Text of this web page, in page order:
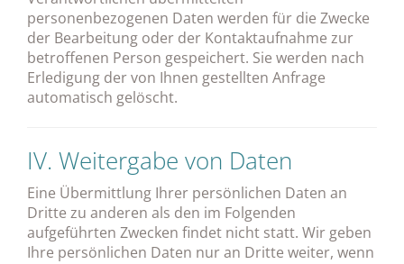
personenbezogenen Daten werden für die Zwecke
der Bearbeitung oder der Kontaktaufnahme zur
betroffenen Person gespeichert. Sie werden nach
Erledigung der von Ihnen gestellten Anfrage
automatisch gelöscht.
IV. Weitergabe von Daten
Eine Übermittlung Ihrer persönlichen Daten an
Dritte zu anderen als den im Folgenden
aufgeführten Zwecken findet nicht statt. Wir geben
Ihre persönlichen Daten nur an Dritte weiter, wenn